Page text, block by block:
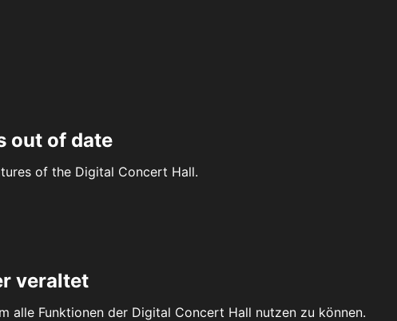
out of date
of the Digital Concert Hall.
veraltet
alle Funktionen der Digital Concert Hall nutzen zu können.